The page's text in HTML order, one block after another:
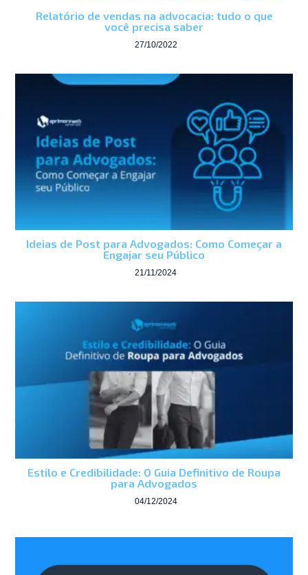
Relatório de vendas na advocacia: tudo o que
você precisa saber
27/10/2022
Ideias de Post para Advogados: Como Começar a
Engajar seu Público
21/11/2024
Estilo e Credibilidade: O Guia Definitivo de Roupa
para Advogados
04/12/2024